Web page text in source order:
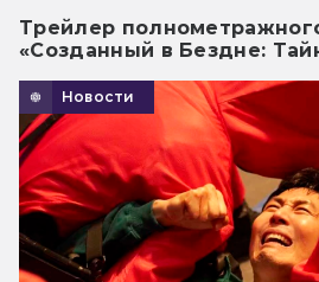
Трейлер
«Созданный в Бездне:
Новости